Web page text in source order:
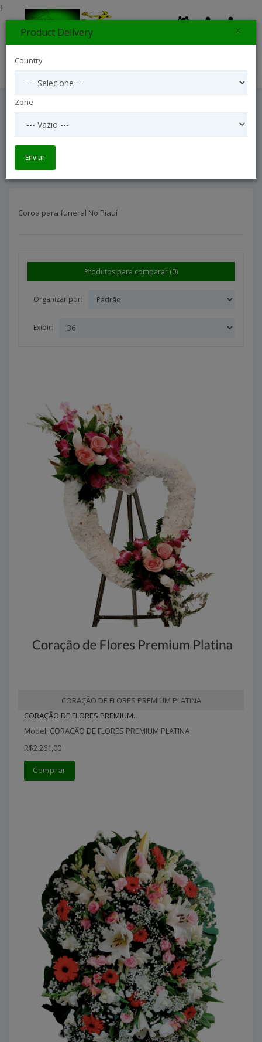
Coroa Para Funeral No Piauí
Coroa para funeral No Piauí
Produtos para comparar (0)
Organizar por:
Exibir:
CORAÇÃO DE FLORES PREMIUM PLATINA
CORAÇÃO DE FLORES PREMIUM..
Model: CORAÇÃO DE FLORES PREMIUM PLATINA
R$2.261,00
Comprar
}
Product Delivery ×
Country
Zone
Enviar